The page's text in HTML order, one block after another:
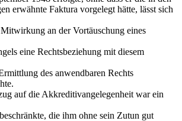
erwähnte Faktura vorgelegt hätte, lässt sich
an der Vortäuschung eines
eine Rechtsbeziehung mit diesem
des anwendbaren Rechts
auf die Akkreditivangelegenheit war ein
die ihm ohne sein Zutun gut